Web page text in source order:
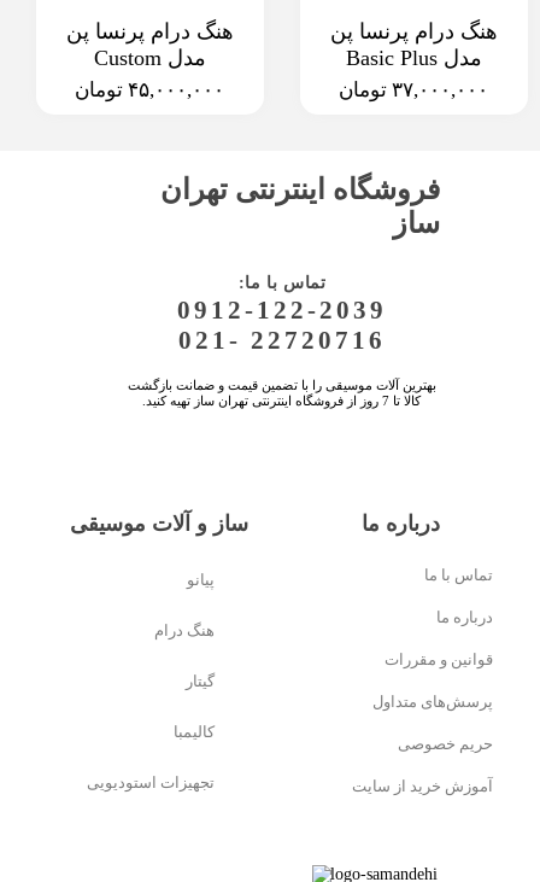
هنگ درام پرنسا پن
مدل Basic Plus
۳۷,۰۰۰,۰۰۰ تومان
هنگ درام پرنسا پن
مدل Custom
۴۵,۰۰۰,۰۰۰ تومان
فروشگاه اینترنتی تهران
ساز
:تماس با ما
0912-122-2039
021- 22720716
بهترین آلات موسیقی را با تضمین قیمت و ضمانت بازگشت
کالا تا 7 روز از فروشگاه اینترنتی تهران ساز تهیه کنید.
تماس با ما
درباره ما
قوانین و مقررات
پرسش‌های متداول
حریم خصوصی
آموزش خرید از سایت
درباره ما ساز و آلات موسیقی
پیانو
هنگ درام
گیتار
کالیمبا
تجهیزات استودیویی